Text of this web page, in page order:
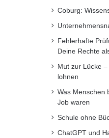
Coburg:
Fehlerhafte
Deine Rechte
Mut zur Lücke
lohnen
Was Menschen
Job waren
Schule ohne
ChatGPT und